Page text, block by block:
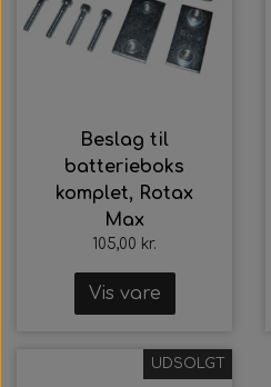
Beslag til
batterieboks
komplet, Rotax
Max
105,00 kr.
Vis vare
UDSOLGT